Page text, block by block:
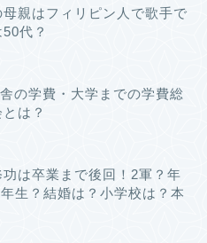
親はフィリピン人で歌手で
代？
の学費・大学までの学費総
は？
は卒業まで後回！2軍？年
生？結婚は？小学校は？本